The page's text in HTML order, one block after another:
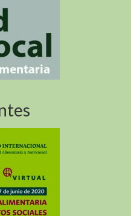
America Del Sur y